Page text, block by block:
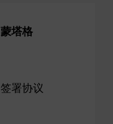
蒙塔格
签署协议